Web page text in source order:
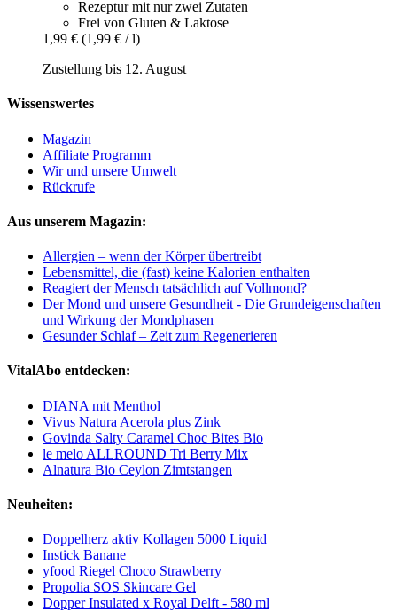
Rezeptur mit nur zwei Zutaten
Frei von Gluten & Laktose
1,99 € (1,99 € / l)
Zustellung bis 12. August
Wissenswertes
Magazin
Affiliate Programm
Wir und unsere Umwelt
Rückrufe
Aus unserem Magazin:
Allergien – wenn der Körper übertreibt
Lebensmittel, die (fast) keine Kalorien enthalten
Reagiert der Mensch tatsächlich auf Vollmond?
Der Mond und unsere Gesundheit - Die Grundeigenschaften
und Wirkung der Mondphasen
Gesunder Schlaf – Zeit zum Regenerieren
VitalAbo entdecken:
DIANA mit Menthol
Vivus Natura Acerola plus Zink
Govinda Salty Caramel Choc Bites Bio
le melo ALLROUND Tri Berry Mix
Alnatura Bio Ceylon Zimtstangen
Neuheiten:
Doppelherz aktiv Kollagen 5000 Liquid
Instick Banane
yfood Riegel Choco Strawberry
Propolia SOS Skincare Gel
Dopper Insulated x Royal Delft - 580 ml